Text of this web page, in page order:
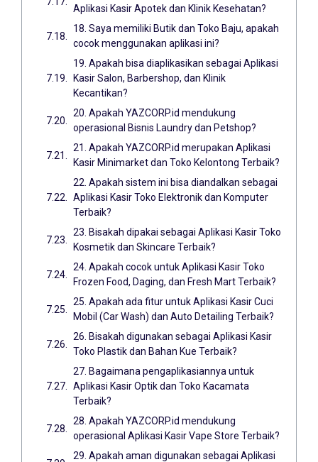
Aplikasi Kasir Apotek dan Klinik Kesehatan?
18. Saya memiliki Butik dan Toko Baju, apakah
cocok menggunakan aplikasi ini?
19. Apakah bisa diaplikasikan sebagai Aplikasi
Kasir Salon, Barbershop, dan Klinik
Kecantikan?
20. Apakah YAZCORP.id mendukung
operasional Bisnis Laundry dan Petshop?
21. Apakah YAZCORP.id merupakan Aplikasi
Kasir Minimarket dan Toko Kelontong Terbaik?
22. Apakah sistem ini bisa diandalkan sebagai
Aplikasi Kasir Toko Elektronik dan Komputer
Terbaik?
23. Bisakah dipakai sebagai Aplikasi Kasir Toko
Kosmetik dan Skincare Terbaik?
24. Apakah cocok untuk Aplikasi Kasir Toko
Frozen Food, Daging, dan Fresh Mart Terbaik?
25. Apakah ada fitur untuk Aplikasi Kasir Cuci
Mobil (Car Wash) dan Auto Detailing Terbaik?
26. Bisakah digunakan sebagai Aplikasi Kasir
Toko Plastik dan Bahan Kue Terbaik?
27. Bagaimana pengaplikasiannya untuk
Aplikasi Kasir Optik dan Toko Kacamata
Terbaik?
28. Apakah YAZCORP.id mendukung
operasional Aplikasi Kasir Vape Store Terbaik?
29. Apakah aman digunakan sebagai Aplikasi